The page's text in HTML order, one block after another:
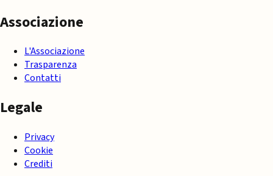
Associazione
L'Associazione
Trasparenza
Contatti
Legale
Privacy
Cookie
Crediti